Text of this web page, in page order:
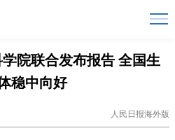
院联合发布报告 全国生
稳中向好
人民日报海外版